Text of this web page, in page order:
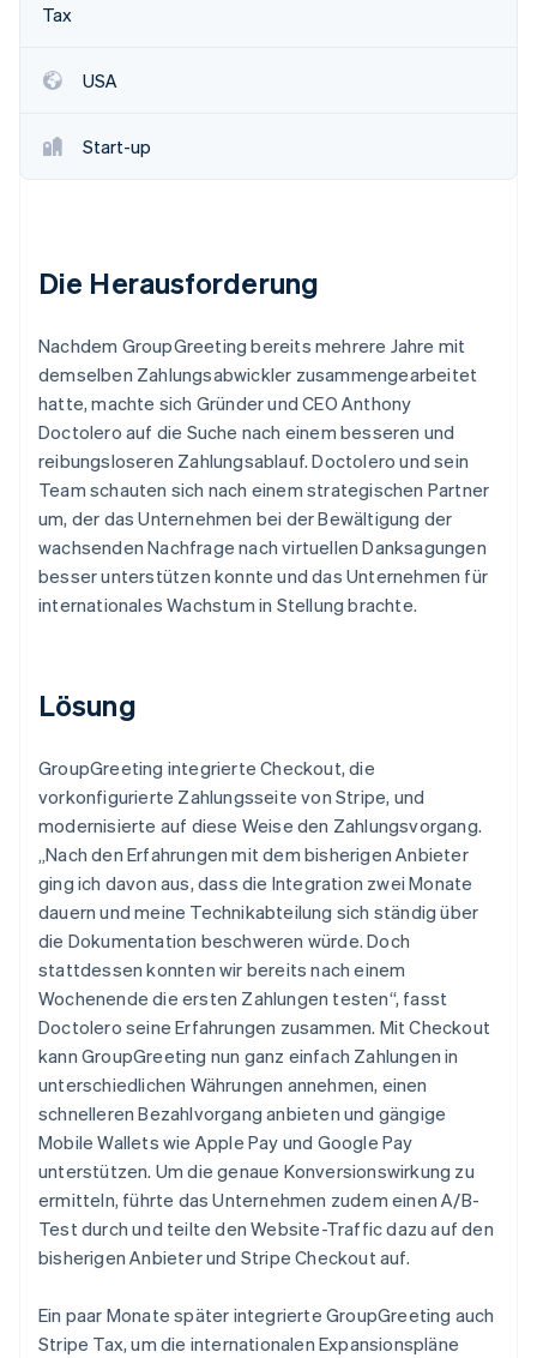
Identity
Online-Identitätsprüfung
Erfahren Sie, wie Stripe Lösungen für
Jetzt ansehen
Tax
USA
Start-up
Die Herausforderung
Nachdem GroupGreeting bereits mehrere Jahre mit
demselben Zahlungsabwickler zusammengearbeitet
hatte, machte sich Gründer und CEO Anthony
Doctolero auf die Suche nach einem besseren und
reibungsloseren Zahlungsablauf. Doctolero und sein
Team schauten sich nach einem strategischen Partner
um, der das Unternehmen bei der Bewältigung der
wachsenden Nachfrage nach virtuellen Danksagungen
besser unterstützen konnte und das Unternehmen für
internationales Wachstum in Stellung brachte.
Lösung
GroupGreeting integrierte Checkout, die
vorkonfigurierte Zahlungsseite von Stripe, und
modernisierte auf diese Weise den Zahlungsvorgang.
„Nach den Erfahrungen mit dem bisherigen Anbieter
ging ich davon aus, dass die Integration zwei Monate
dauern und meine Technikabteilung sich ständig über
die Dokumentation beschweren würde. Doch
stattdessen konnten wir bereits nach einem
Wochenende die ersten Zahlungen testen“, fasst
Doctolero seine Erfahrungen zusammen. Mit Checkout
kann GroupGreeting nun ganz einfach Zahlungen in
unterschiedlichen Währungen annehmen, einen
schnelleren Bezahlvorgang anbieten und gängige
Mobile Wallets wie Apple Pay und Google Pay
unterstützen. Um die genaue Konversionswirkung zu
ermitteln, führte das Unternehmen zudem einen A/B-
Test durch und teilte den Website-Traffic dazu auf den
bisherigen Anbieter und Stripe Checkout auf.
Ein paar Monate später integrierte GroupGreeting auch
Stripe Tax, um die internationalen Expansionspläne